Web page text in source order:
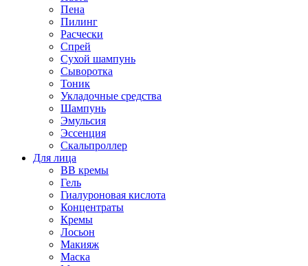
Пена
Пилинг
Расчески
Спрей
Сухой шампунь
Сыворотка
Тоник
Укладочные средства
Шампунь
Эмульсия
Эссенция
Скальпроллер
Для лица
BB кремы
Гель
Гиалуроновая кислота
Концентраты
Кремы
Лосьон
Макияж
Маска